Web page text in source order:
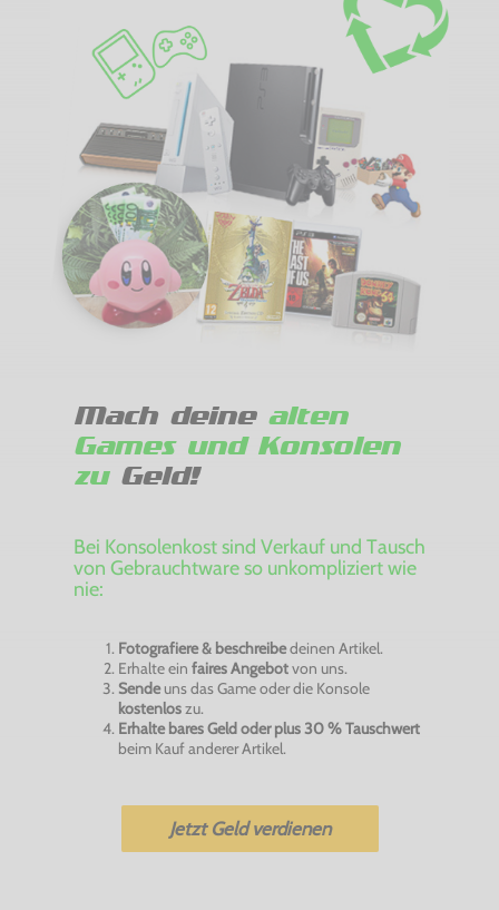
Mach deine alten
Games und Konsolen
zuGeld!
Bei Konsolenkost sind Verkauf und Tausch
von Gebrauchtware so unkompliziert wie
nie:
Fotografiere & beschreibedeinen Artikel.
Erhalte ein faires Angebotvon uns.
Sendeuns das Game oder die Konsole
kostenloszu.
Erhalte bares Geld oder plus 30 % Tauschwert
beim Kauf anderer Artikel.
Jetzt Geld verdienen